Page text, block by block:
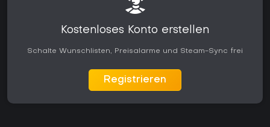
Kostenloses Konto erstellen
Schalte Wunschlisten, Preisalarme und Steam-Sync frei
Registrieren